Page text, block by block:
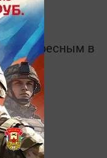
интересным в
в
MАХ: